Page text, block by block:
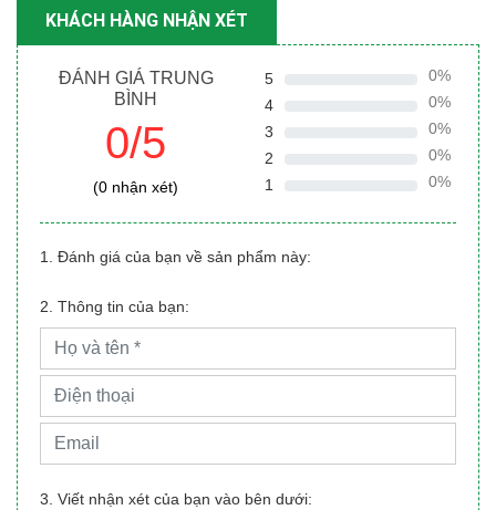
KHÁCH HÀNG NHẬN XÉT
ĐÁNH GIÁ TRUNG
BÌNH
0/5
(0 nhận xét)
5
0%
4
0%
3
0%
2
0%
1
0%
1. Đánh giá của bạn về sản phẩm này:
2. Thông tin của bạn:
3. Viết nhận xét của bạn vào bên dưới: